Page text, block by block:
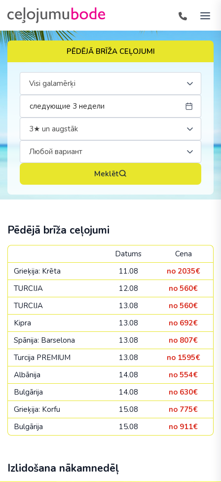
PĒDĒJĀ BRĪŽA CEĻOJUMI
Visi galamērķi
3★ un augstāk
Любой вариант
Meklēt
Pēdējā brīža ceļojumi
Datums
Cena
Grieķija: Krēta
11.08
no 2035€
TURCIJA
12.08
no 560€
TURCIJA
13.08
no 560€
Kipra
13.08
no 692€
Spānija: Barselona
13.08
no 807€
Turcija PREMIUM
13.08
no 1595€
Albānija
14.08
no 554€
Bulgārija
14.08
no 630€
Grieķija: Korfu
15.08
no 775€
Bulgārija
15.08 no 911€
Izlidošana nākamnedēļ